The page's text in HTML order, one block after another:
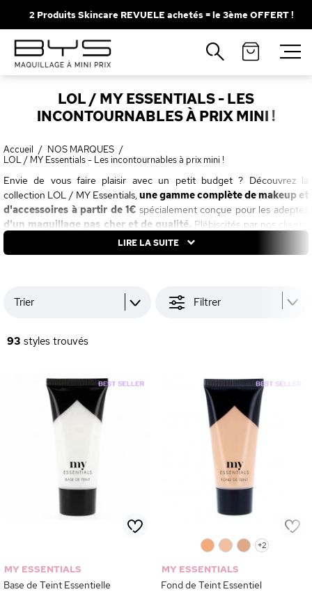
2 Produits Skincare REVUELE achetés = le 3ème OFFERT !
LOL / MY ESSENTIALS - LES
INCONTOURNABLES À PRIX MINI !
Accueil / NOS MARQUES /
LOL / MY Essentials - Les incontournables à prix mini !
Envie de vous faire plaisir avec un petit budget ? Découvrez la
collection LOL / MY Essentials,une gamme complète de makeup et
d'accessoires à partir de 1€ spécialement conçue pour les adeptes
d'un maquillage pas cher et de qualité. Plébiscités par nos clients,
les produits LOL allient pigmentation, tenue et prix mini qui font leur
succès depuis leur arrivée en France en 2013. Aujourd'hui, la gamme
imbattable pour se maquiller au quotidien sans se ruiner.
LIRE LA SUITE
Filtrer
93 styles trouvés
Trier
MY ESSENTIALS
Base de Teint Essentielle
+2
MY ESSENTIALS
Fond de Teint Essentiel
Fermer
Recherches populaires
Mascara
Palette
Blush
Rouge à Lèvres